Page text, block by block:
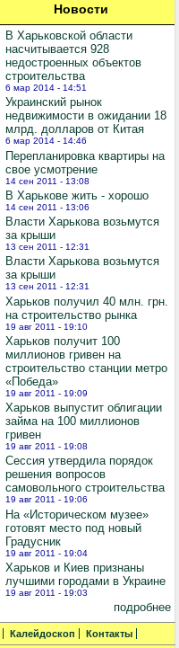
Новости
В Харьковской области
насчитывается 928
недостроенных объектов
строительства
6 мар 2014 - 14:51
Украинский рынок
недвижимости в ожидании 18
млрд. долларов от Китая
6 мар 2014 - 14:46
Перепланировка квартиры на
свое усмотрение
14 сен 2011 - 13:08
В Харькове жить - хорошо
14 сен 2011 - 13:06
Власти Харькова возьмутся
за крыши
13 сен 2011 - 12:31
Власти Харькова возьмутся
за крыши
13 сен 2011 - 12:31
Харьков получил 40 млн. грн.
на строительство рынка
19 авг 2011 - 19:10
Харьков получит 100
миллионов гривен на
строительство станции метро
«Победа»
19 авг 2011 - 19:09
Харьков выпустит облигации
займа на 100 миллионов
гривен
19 авг 2011 - 19:08
Сессия утвердила порядок
решения вопросов
самовольного строительства
19 авг 2011 - 19:06
На «Историческом музее»
готовят место под новый
Градусник
19 авг 2011 - 19:04
Харьков и Киев признаны
лучшими городами в Украине
19 авг 2011 - 19:03
подробнее
Калейдоскоп Контакты